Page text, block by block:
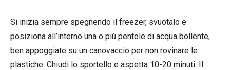
Si inizia sempre spegnendo il freezer, svuotalo e
posiziona all’interno una o più pentole di acqua bollente,
ben appoggiate su un canovaccio per non rovinare le
plastiche. Chiudi lo sportello e aspetta 10-20 minuti. Il